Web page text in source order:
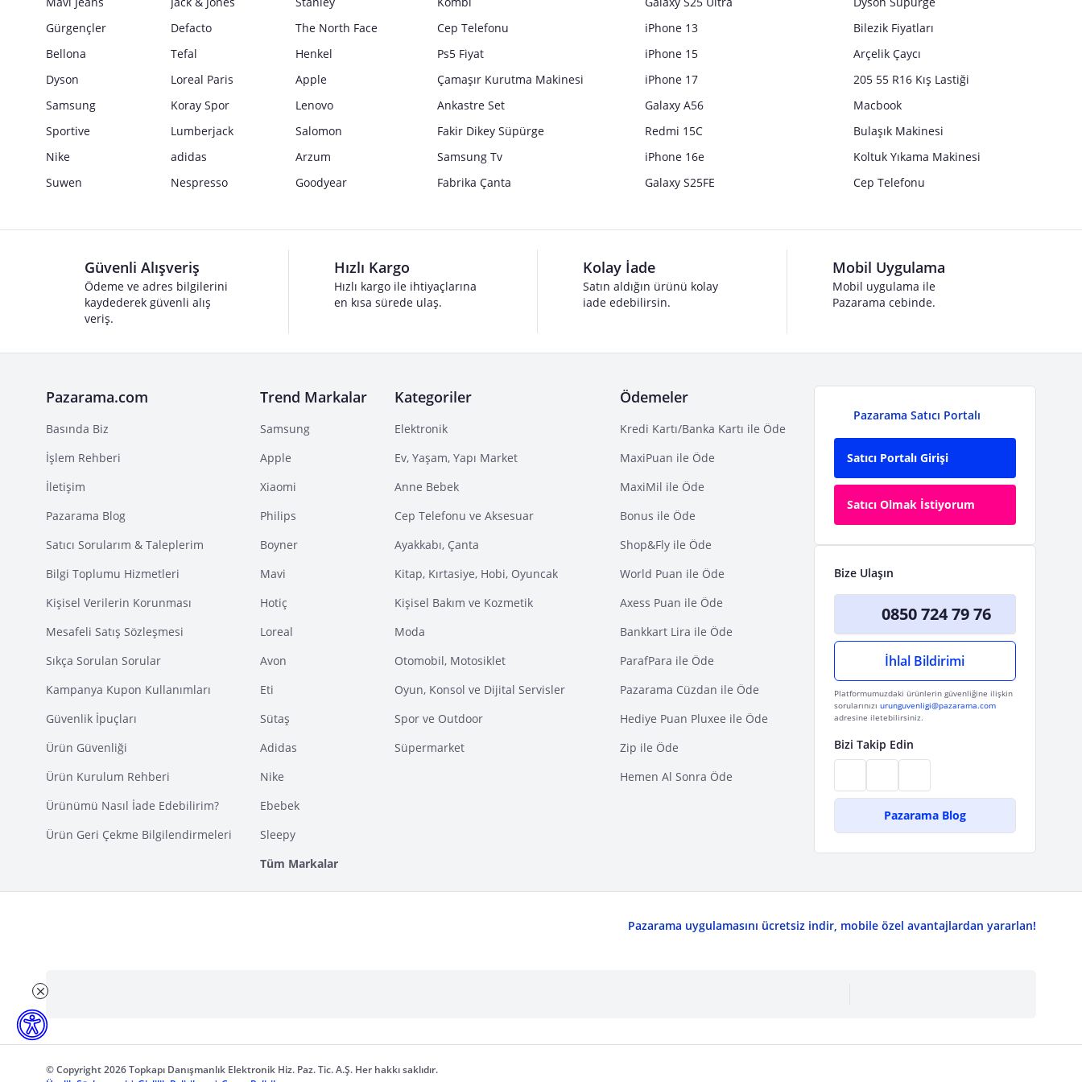
Gürgençler
Defacto
The North Face
Bellona
Tefal
Henkel
Dyson
Loreal Paris
Apple
Samsung
Koray Spor
Lenovo
Sportive
Lumberjack
Salomon
Nike
adidas
Arzum
Suwen
Nespresso Goodyear
Cep Telefonu
Ps5 Fiyat
Çamaşır Kurutma Makinesi
Ankastre Set
Fakir Dikey Süpürge
Samsung Tv
Fabrika Çanta
iPhone 13
iPhone 15
iPhone 17
Galaxy A56
Redmi 15C
iPhone 16e
Galaxy S25FE
Bilezik Fiyatları
Arçelik Çaycı
205 55 R16 Kış Lastiği
Macbook
Bulaşık Makinesi
Koltuk Yıkama Makinesi
Cep Telefonu
Güvenli Alışveriş
Ödeme ve adres bilgilerini
kaydederek güvenli alış
veriş.
Hızlı Kargo
Hızlı kargo ile ihtiyaçlarına
en kısa sürede ulaş.
Kolay İade
Satın aldığın ürünü kolay
iade edebilirsin.
Mobil Uygulama
Mobil uygulama ile
Pazarama cebinde.
Pazarama.com
Basında Biz
İşlem Rehberi
İletişim
Pazarama Blog
Satıcı Sorularım & Taleplerim
Bilgi Toplumu Hizmetleri
Kişisel Verilerin Korunması
Mesafeli Satış Sözleşmesi
Sıkça Sorulan Sorular
Kampanya Kupon Kullanımları
Güvenlik İpuçları
Ürün Güvenliği
Ürün Kurulum Rehberi
Ürünümü Nasıl İade Edebilirim?
Ürün Geri Çekme Bilgilendirmeleri
Trend Markalar
Samsung
Apple
Xiaomi
Philips
Boyner
Mavi
Hotiç
Loreal
Avon
Eti
Sütaş
Adidas
Nike
Ebebek
Sleepy
Tüm Markalar
Kategoriler
Elektronik
Ev, Yaşam, Yapı Market
Anne Bebek
Cep Telefonu ve Aksesuar
Ayakkabı, Çanta
Kitap, Kırtasiye, Hobi, Oyuncak
Kişisel Bakım ve Kozmetik
Moda
Otomobil, Motosiklet
Oyun, Konsol ve Dijital Servisler
Spor ve Outdoor
Süpermarket
Ödemeler
Kredi Kartı/Banka Kartı ile Öde
MaxiPuan ile Öde
MaxiMil ile Öde
Bonus ile Öde
Shop&Fly ile Öde
World Puan ile Öde
Axess Puan ile Öde
Bankkart Lira ile Öde
ParafPara ile Öde
Pazarama Cüzdan ile Öde
Hediye Puan Pluxee ile Öde
Zip ile Öde
Hemen Al Sonra Öde
Pazarama Satıcı Portalı
Satıcı Portalı Girişi
Satıcı Olmak İstiyorum
Bize Ulaşın
0850 724 79 76
İhlal Bildirimi
Platformumuzdaki ürünlerin güvenliğine ilişkin
sorularınızı urunguvenligi@pazarama.com
adresine iletebilirsiniz.
Bizi Takip Edin
Pazarama Blog
Pazarama uygulamasını ücretsiz indir, mobile özel avantajlardan yararlan!
© Copyright 2026 Topkapı Danışmanlık Elektronik Hiz. Paz. Tic. A.Ş. Her hakkı saklıdır.